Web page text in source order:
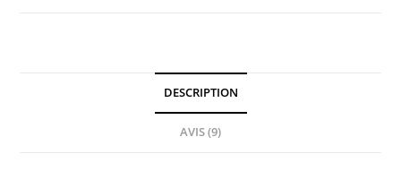
DESCRIPTION
AVIS (9)